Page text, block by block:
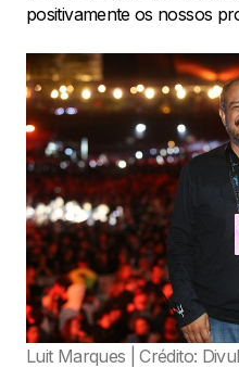
positivamente os nossos
Luit Marques | Crédito: